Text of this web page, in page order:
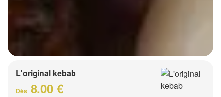
L'original kebab
Dès 8.00 €